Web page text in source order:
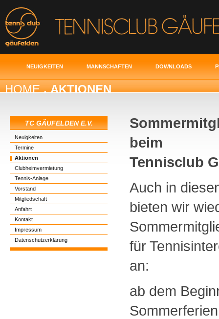
NEUIGKEITEN MANNSCHAFTEN DOWNLOADS
HOME. AKTIONEN
TC GÄUFELDEN E.V.
Neuigkeiten
Termine
Aktionen
Clubheimvermietung
Tennis-Anlage
Vorstand
Mitgliedschaft
Anfahrt
Kontakt
Impressum
Datenschutzerklärung
beim
Tennisclub
Auch in
bieten wir
für
an:
ab dem